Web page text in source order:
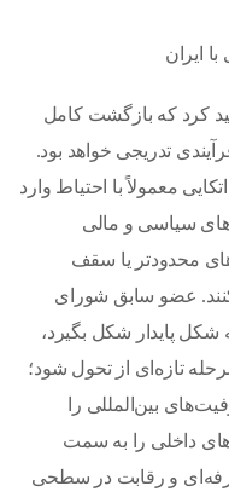
ایران
کرد که بازگشت کامل
تدریجی خواهد بود.
معمولاً با احتیاط وارد
سیاسی و مالی
محدودتر یا سقف
عضو سابق شورای
شکل پایدار شکل بگیرد،
تازه‌ای از تحول شود؛
بین‌المللی را
داخلی را به سمت
حرفه‌ای و رقابت در سطحی